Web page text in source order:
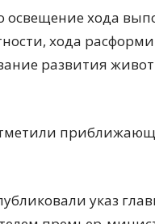
хода
хода
развития
указ